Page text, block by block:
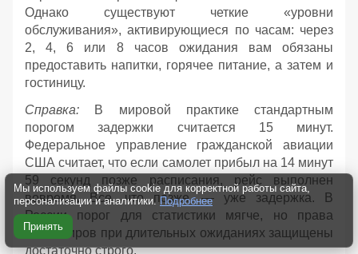
Однако существуют четкие «уровни
обслуживания», активирующиеся по часам: через
2, 4, 6 или 8 часов ожидания вам обязаны
предоставить напитки, горячее питание, а затем и
гостиницу.
Справка: В мировой практике стандартным
порогом задержки считается 15 минут.
Федеральное управление гражданской авиации
США считает, что если самолет прибыл на 14 минут
59 секунд позже расписания, рейс выполнен
вовремя. Все, что позже, — уже задержка. В
России порог для статистики мягче, но права
пассажиров при длительных ожиданиях защищены
достаточно строго.
Мы используем файлы cookie для корректной работы сайта,
персонализации и аналитики. Подробнее
Принять